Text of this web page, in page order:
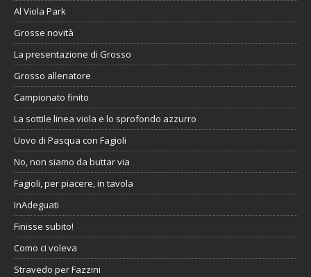
Al Viola Park
Grosse novità
La presentazione di Grosso
Grosso allenatore
Campionato finito
La sottile linea viola e lo sprofondo azzurro
Uovo di Pasqua con Fagioli
No, non siamo da buttar via
Fagioli, per piacere, in tavola
InAdeguati
Finisse subito!
Como ci voleva
Stravedo per Fazzini